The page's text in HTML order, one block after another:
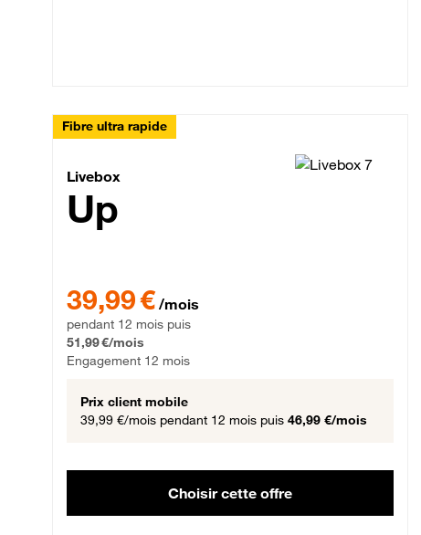
Fibre ultra rapide
Livebox Up Fibre
Livebox
Up
39,99 € /mois
pendant 12 mois puis
51,99 €/mois
Engagement 12 mois
Prix client mobile
39,99 €/mois pendant 12 mois puis 46,99 €/mois
Choisir cette offre